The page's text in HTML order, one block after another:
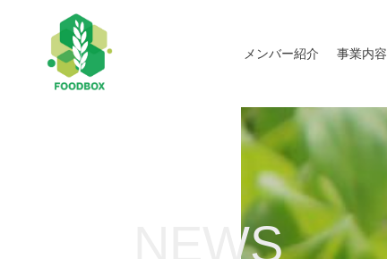
メンバー紹介 事業内容
NEWS